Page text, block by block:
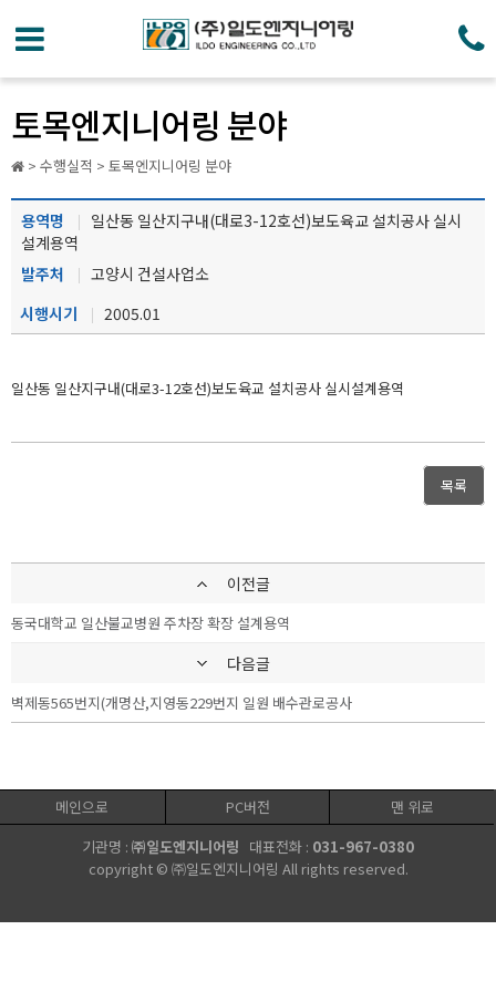
토목엔지니어링 분야
> 수행실적 > 토목엔지니어링 분야
용역명
일산동 일산지구내(대로3-12호선)보도육교 설치공사 실시
설계용역
발주처
고양시 건설사업소
시행시기
2005.01
일산동 일산지구내(대로3-12호선)보도육교 설치공사 실시설계용역
목록
이전글
동국대학교 일산불교병원 주차장 확장 설계용역
다음글
벽제동565번지(개명산,지영동229번지 일원 배수관로공사
메인으로 PC버전
맨 위로
기관명 : ㈜일도엔지니어링 대표전화 : 031-967-0380
copyright © ㈜일도엔지니어링 All rights reserved.